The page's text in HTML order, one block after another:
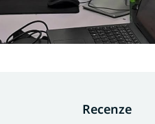
Recenze